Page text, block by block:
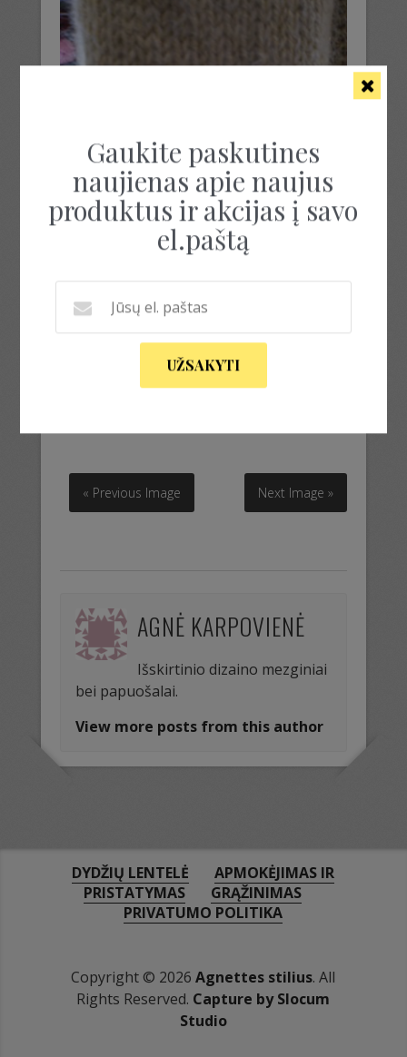
megztinis susiaustukas
« Previous Image Next Image »
AGNĖ KARPOVIENĖ
Išskirtinio dizaino mezginiai
bei papuošalai.
View more posts from this author
DYDŽIŲ LENTELĖ
APMOKĖJIMAS IR
PRISTATYMAS
GRĄŽINIMAS
PRIVATUMO POLITIKA
Copyright © 2026Agnettes stilius. All
Rights Reserved. Capture by Slocum
Studio
Gaukite paskutines
naujienas apie naujus
produktus ir akcijas į savo
el.paštą
UŽSAKYTI